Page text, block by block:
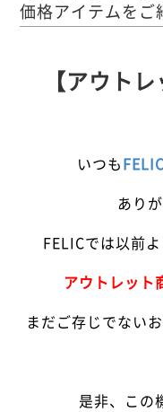
価格アイテムを
【アウト
いつも
あり
FELICでは以前
アウトレット
まだご存じでない
是非、この